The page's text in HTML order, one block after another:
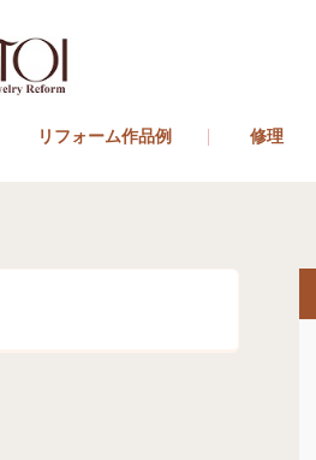
リフォーム作品例 修理